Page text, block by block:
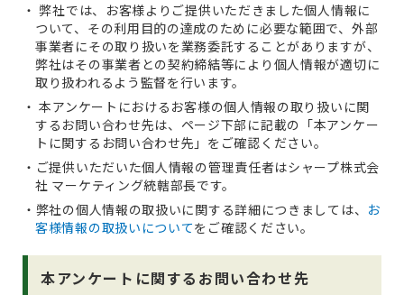
弊社では、お客様よりご提供いただきました個人情報に
ついて、その利用目的の達成のために必要な範囲で、外部
事業者にその取り扱いを業務委託することがありますが、
弊社はその事業者との契約締結等により個人情報が適切に
取り扱われるよう監督を行います。
本アンケートにおけるお客様の個人情報の取り扱いに関
するお問い合わせ先は、ページ下部に記載の「本アンケー
トに関するお問い合わせ先」をご確認ください。
ご提供いただいた個人情報の管理責任者はシャープ株式会
社 マーケティング統轄部長です。
弊社の個人情報の取扱いに関する詳細につきましては、 お
客様情報の取扱いについてをご確認ください。
本アンケートに関するお問い合わせ先